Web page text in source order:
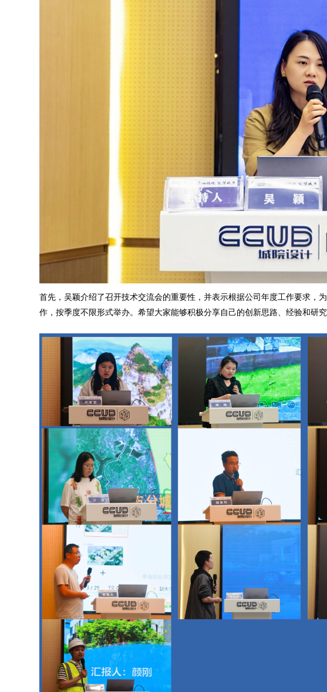
首先，吴颖介绍了召开技术交流会的重要性，并表示根据公司年度工作要求，
作，按季度不限形式举办。希望大家能够积极分享自己的创新思路、经验和研究